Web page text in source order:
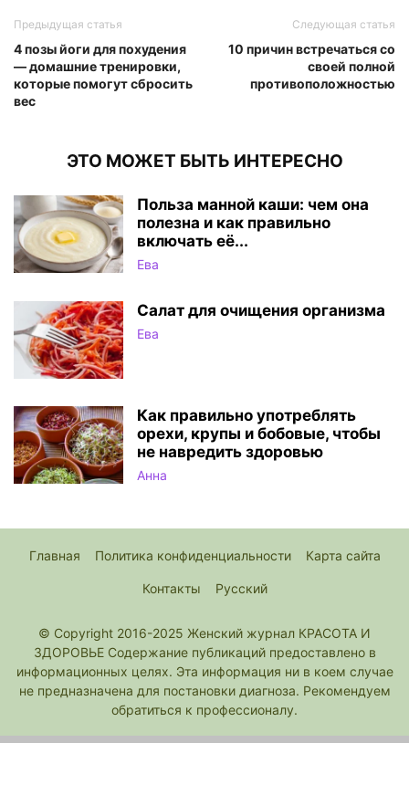
Предыдущая статья
4 позы йоги для похудения
— домашние тренировки,
которые помогут сбросить
вес
Следующая статья
10 причин встречаться со
своей полной
противоположностью
ЭТО МОЖЕТ БЫТЬ ИНТЕРЕСНО
Польза манной каши: чем она
полезна и как правильно
включать её...
Ева
Салат для очищения организма
Ева
Как правильно употреблять
орехи, крупы и бобовые, чтобы
не навредить здоровью
Анна
Главная Политика конфиденциальности Карта сайта
Контакты Русский
© Copyright 2016-2025 Женский журнал КРАСОТА И
ЗДОРОВЬЕ Содержание публикаций предоставлено в
информационных целях. Эта информация ни в коем случае
не предназначена для постановки диагноза. Рекомендуем
обратиться к профессионалу.